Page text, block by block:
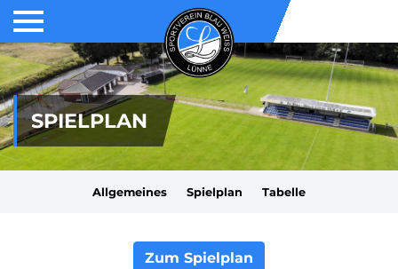
SPIELPLAN
Allgemeines Spielplan Tabelle
Zum Spielplan